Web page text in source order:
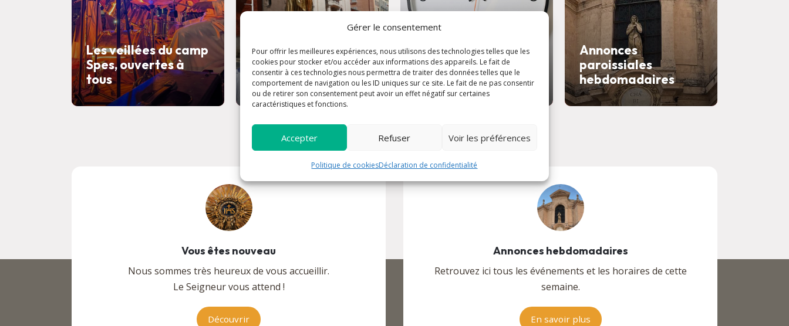
Gérer le consentement
Pour offrir les meilleures expériences, nous utilisons des technologies telles que les
cookies pour stocker et/ou accéder aux informations des appareils. Le fait de
consentir à ces technologies nous permettra de traiter des données telles que le
comportement de navigation ou les ID uniques sur ce site. Le fait de ne pas consentir
ou de retirer son consentement peut avoir un effet négatif sur certaines
caractéristiques et fonctions.
Accepter Refuser Voir les préférences
Politique de cookiesDéclaration de confidentialité
Les veillées du camp
Spes, ouvertes à
tous
Fête de
l'Assomption
Horaires d'été
Annonces
paroissiales
hebdomadaires
Vous êtes nouveau
Nous sommes très heureux de vous accueillir.
Le Seigneur vous attend !
Découvrir
Annonces hebdomadaires
Retrouvez ici tous les événements et les horaires de cette
semaine.
En savoir plus